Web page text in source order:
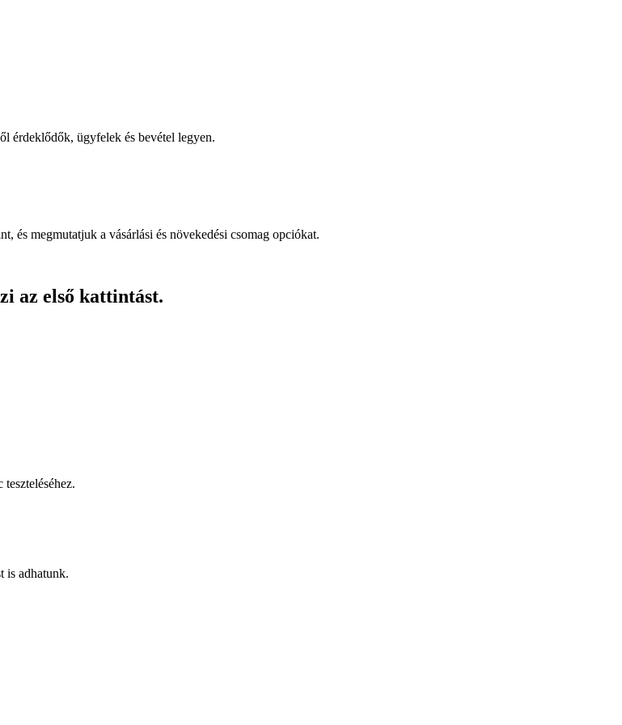
érdeklődők, ügyfelek és bevétel legyen.
és megmutatjuk a vásárlási és növekedési csomag opciókat.
az első kattintást.
is adhatunk.